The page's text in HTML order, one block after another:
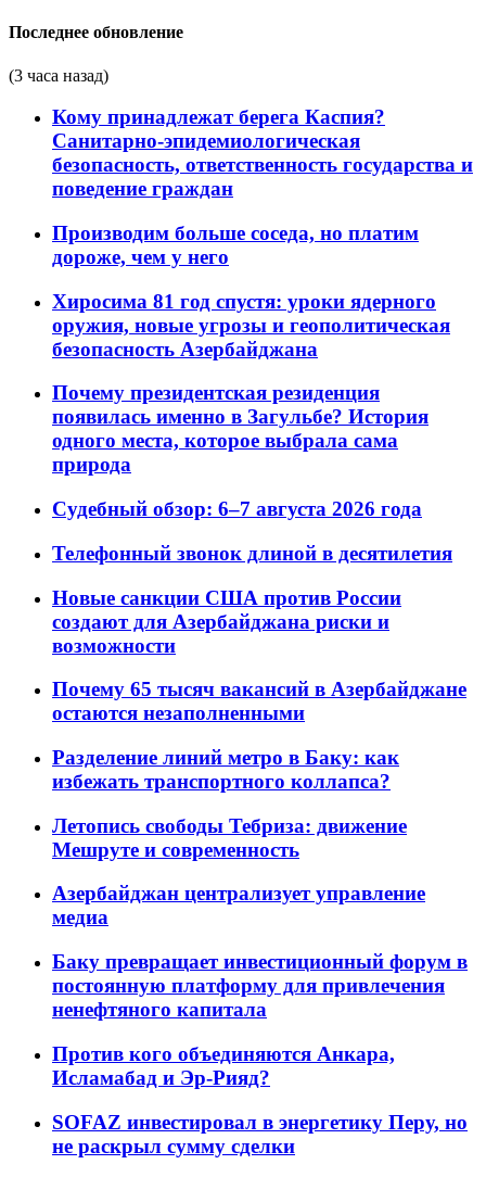
Последнее обновление
(3 часа назад)
Кому принадлежат берега Каспия?
Санитарно-эпидемиологическая
безопасность, ответственность государства и
поведение граждан
Производим больше соседа, но платим
дороже, чем у него
Хиросима 81 год спустя: уроки ядерного
оружия, новые угрозы и геополитическая
безопасность Азербайджана
Почему президентская резиденция
появилась именно в Загульбе? История
одного места, которое выбрала сама
природа
Судебный обзор: 6–7 августа 2026 года
Телефонный звонок длиной в десятилетия
Новые санкции США против России
создают для Азербайджана риски и
возможности
Почему 65 тысяч вакансий в Азербайджане
остаются незаполненными
Разделение линий метро в Баку: как
избежать транспортного коллапса?
Летопись свободы Тебриза: движение
Мешруте и современность
Азербайджан централизует управление
медиа
Баку превращает инвестиционный форум в
постоянную платформу для привлечения
ненефтяного капитала
Против кого объединяются Анкара,
Исламабад и Эр-Рияд?
SOFAZ инвестировал в энергетику Перу, но
не раскрыл сумму сделки